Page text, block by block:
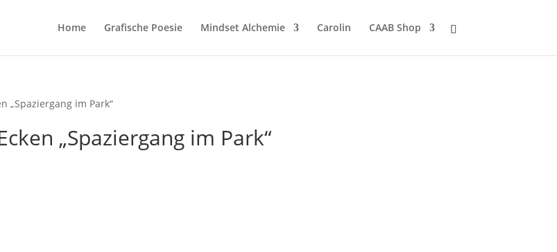
Home Grafische Poesie Mindset Alchemie Carolin CAAB Shop
„Spaziergang im Park“
„Spaziergang im Park“